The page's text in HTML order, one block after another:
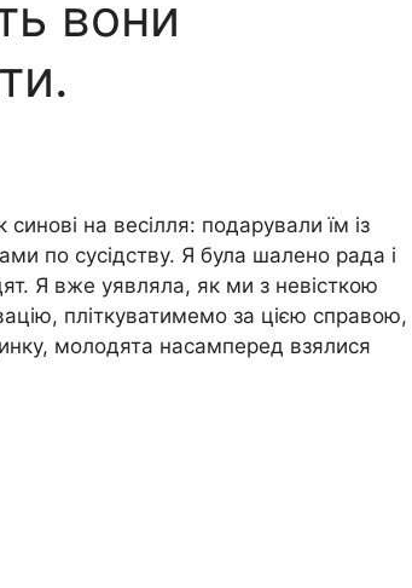
вони
на весілля: подарували їм із
по сусідству. Я була шалено рада і
Я вже уявляла, як ми з невісткою
пліткуватимемо за цією справою,
молодята насамперед взялися